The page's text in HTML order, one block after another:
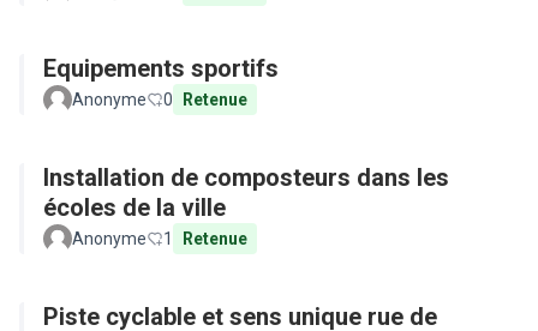
Equipements sportifs
Anonyme 0 Retenue
Installation de composteurs dans les
écoles de la ville
Anonyme 1 Retenue
Piste cyclable et sens unique rue de